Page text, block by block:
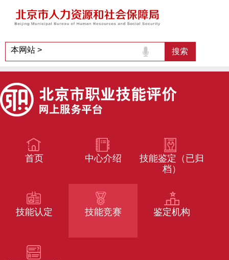
首页 中心介绍
技能鉴定（已归
档）
技能认定 技能竞赛 鉴定机构